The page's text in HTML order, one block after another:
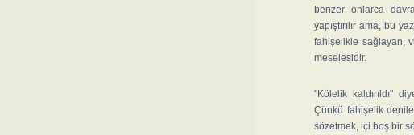
benzer onlarca
yapıştırılır ama, bu
fahişelikle sağlayan,
meselesidir.
"Kölelik kaldırıldı"
Çünkü fahişelik
sözetmek, içi boş bir